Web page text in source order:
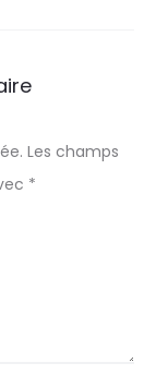
Les champs
*